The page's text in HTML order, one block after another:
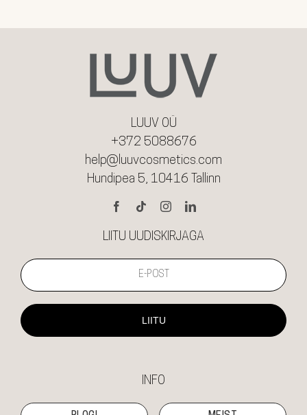
LUUV OÜ
+372 5088676
help@luuvcosmetics.com
Hundipea 5, 10416 Tallinn
LIITU UUDISKIRJAGA
LIITU
INFO